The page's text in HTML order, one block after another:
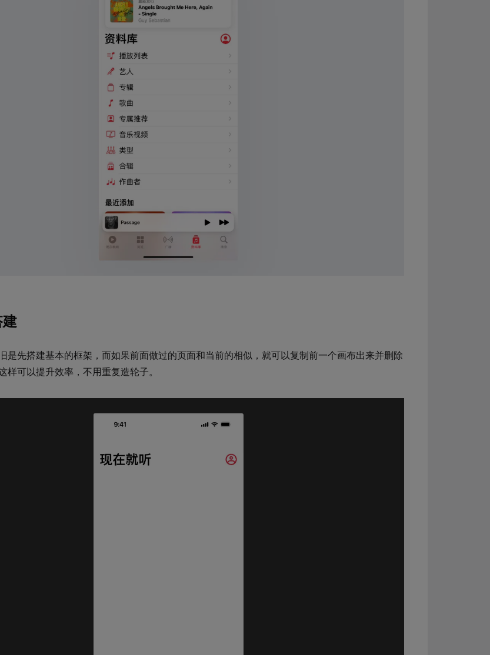
是先搭建基本的框架，而如果前面做过的页面和当前的相似，就可以复制前一个画布出来并删除
样可以提升效率，不用重复造轮子。